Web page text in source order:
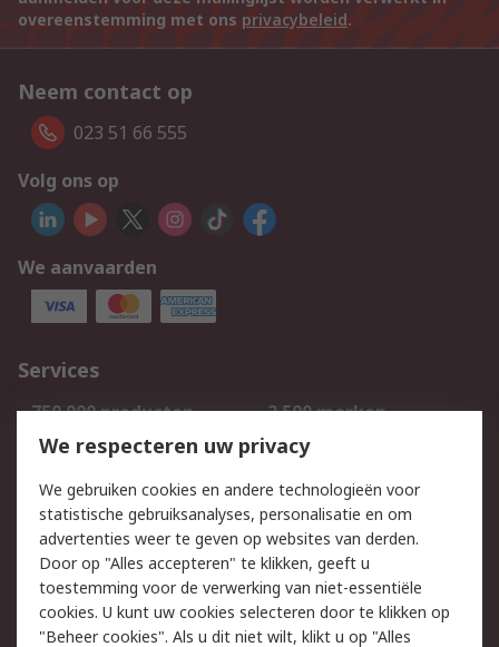
overeenstemming met ons privacybeleid.
Neem contact op
023 51 66 555
Volg ons op
We aanvaarden
Services
750.000 producten
2.500 merken
Bestellen
Inkoopoplossingen
Track & Trace
Wettelijk
Cookiebeleid
Email veiligheid
Privacybeleid
Websitevoorwaarden
We respecteren uw privacy
We gebruiken cookies en andere technologieën voor
statistische gebruiksanalyses, personalisatie en om
advertenties weer te geven op websites van derden.
Door op "Alles accepteren" te klikken, geeft u
toestemming voor de verwerking van niet-essentiële
cookies. U kunt uw cookies selecteren door te klikken op
"Beheer cookies". Als u dit niet wilt, klikt u op "Alles